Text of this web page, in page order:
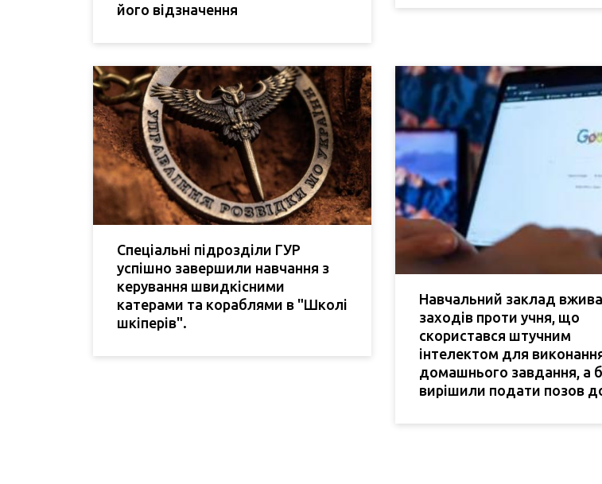
його відзначення
Спеціальні підрозділи ГУР
успішно завершили навчання з
керування швидкісними
катерами та кораблями в "Школі
шкіперів".
Навчальний заклад
заходів проти учня, що
скористався штучним
інтелектом для
домашнього завдання, а
вирішили подати позов